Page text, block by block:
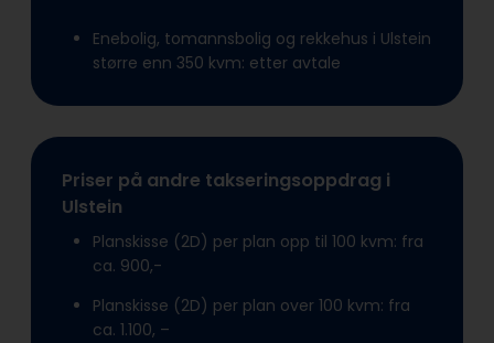
Enebolig, tomannsbolig og rekkehus i Ulstein
større enn 350 kvm: etter avtale
Priser på andre takseringsoppdrag i
Ulstein
Planskisse (2D) per plan opp til 100 kvm: fra
ca. 900,-
Planskisse (2D) per plan over 100 kvm: fra
ca. 1.100, –